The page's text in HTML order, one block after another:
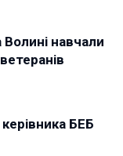
Волині навчали
БЕБ